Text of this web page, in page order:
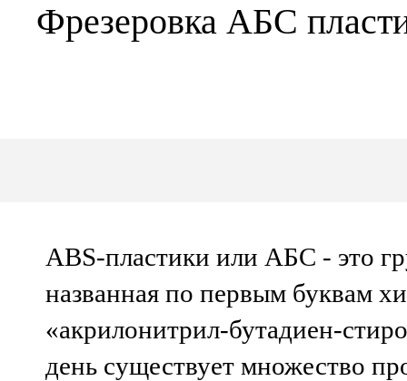
Фрезеровка АБС
ABS-пластики или АБС - это
названная по первым буквам
«акрилонитрил-бутадиен-
день существует множество